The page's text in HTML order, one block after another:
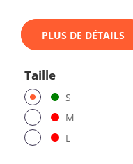
PLUS DE DÉTAILS
Taille
S
M
L